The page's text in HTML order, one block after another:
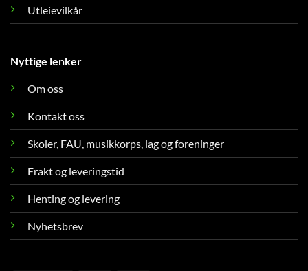
Utleievilkår
Nyttige lenker
Om oss
Kontakt oss
Skoler, FAU, musikkorps, lag og foreninger
Frakt og leveringstid
Henting og levering
Nyhetsbrev